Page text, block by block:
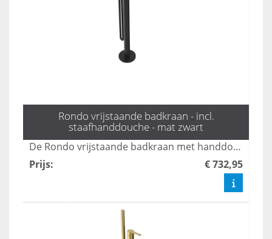
Rondo vrijstaande badkraan - incl.
staafhanddouche - mat zwart
De Rondo vrijstaande badkraan met handdouche in mat zwart combineert stijl en functionaliteit, perfect voor moderne badkamers. Met een elegante uitstraling en gebruiksvriendelijke bediening biedt deze kraan een luxe ervaring tijdens uw badmomenten. Dankzij het duurzame ontwerp en de hoogwaardige afwerking is dit product een ideale keuze voor elk interieur.
Prijs: € 732,95